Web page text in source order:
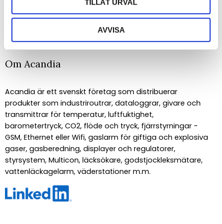
TILLÅT URVAL
AVVISA
PRENUMERERA
Om Acandia
Acandia är ett svenskt företag som distribuerar
produkter som industriroutrar, dataloggrar, givare och
transmittrar för temperatur, luftfuktighet,
barometertryck, CO2, flöde och tryck, fjärrstyrningar -
GSM, Ethernet eller Wifi, gaslarm för giftiga och explosiva
gaser, gasberedning, displayer och regulatorer,
styrsystem, Multicon, läcksökare, godstjockleksmätare,
vattenläckagelarm, väderstationer m.m.